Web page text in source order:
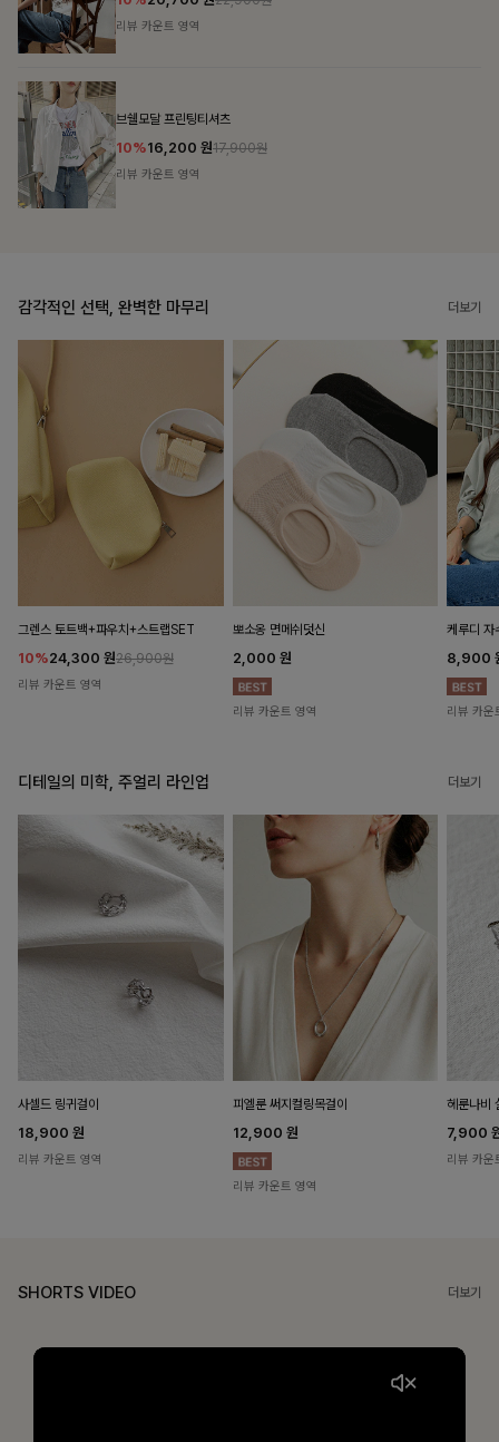
감각적인 선택, 완벽한 마무리 더보기
그렌스 토트백+파우치+스트랩SET
10%24,300 원26,900원
리뷰 카운트 영역
뽀소옹 면메쉬덧신
2,000 원
리뷰 카운트 영역
케루디 자
8,900
리뷰 카운
디테일의 미학, 주얼리 라인업 더보기
사셀드 링귀걸이
18,900 원
리뷰 카운트 영역
피엘룬 써지컬링목걸이
12,900 원
리뷰 카운트 영역
헤룬나비
7,900
리뷰 카운
SHORTS VIDEO 더보기